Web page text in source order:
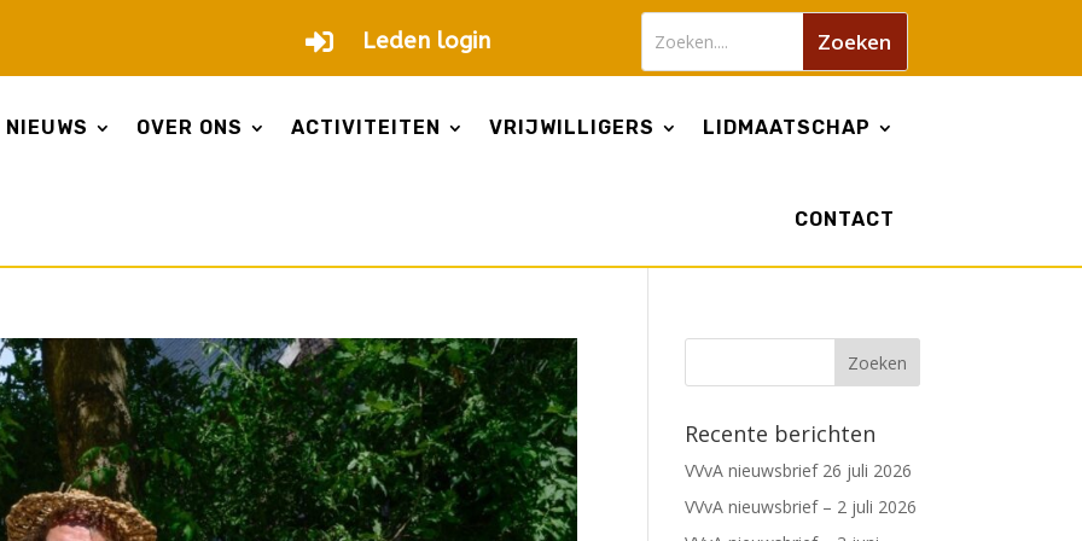
 Leden login
NIEUWS OVER ONS ACTIVITEITEN VRIJWILLIGERS LIDMAATSCHAP
CONTACT
Recente berichten
VVvA nieuwsbrief 26 juli 2026
VVvA nieuwsbrief – 2 juli 2026